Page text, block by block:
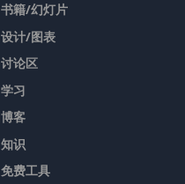
书籍/幻灯片
设计/图表
讨论区
学习
博客
知识
免费工具